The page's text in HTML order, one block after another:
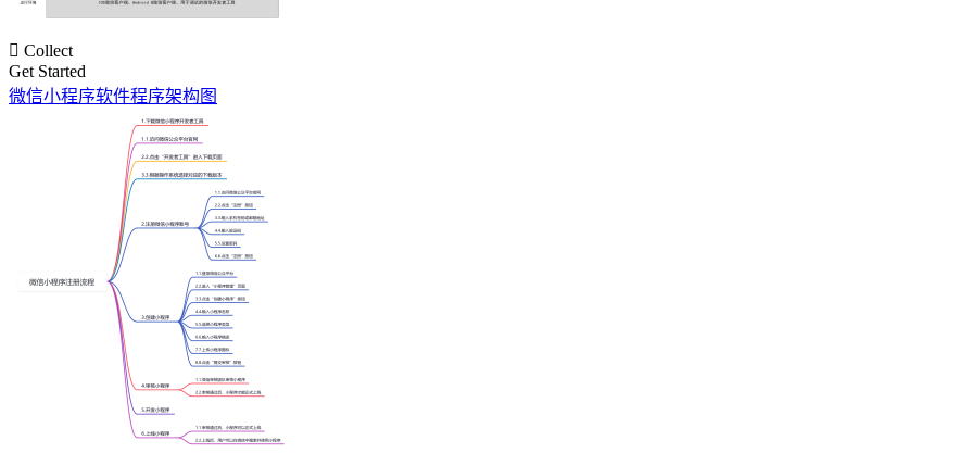
 Collect
Get Started
微信小程序软件程序架构图